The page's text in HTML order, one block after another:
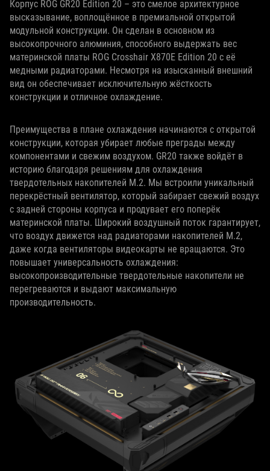
Корпус ROG GR20 Edition 20 – это смелое архитектурное
высказывание, воплощённое в премиальной открытой
модульной конструкции. Он сделан в основном из
высокопрочного алюминия, способного выдержать вес
материнской платы ROG Crosshair X870E Edition 20 с её
медными радиаторами. Несмотря на изысканный внешний
вид он обеспечивает исключительную жёсткость
конструкции и отличное охлаждение.
Преимущества в плане охлаждения начинаются с открытой
конструкции, которая убирает любые преграды между
компонентами и свежим воздухом. GR20 также войдёт в
историю благодаря решениям для охлаждения
твердотельных накопителей M.2. Мы встроили уникальный
перекрёстный вентилятор, который забирает свежий воздух
с задней стороны корпуса и продувает его поперёк
материнской платы. Широкий воздушный поток гарантирует,
что воздух движется над радиаторами накопителей M.2,
даже когда вентиляторы видеокарты не вращаются. Это
повышает универсальность охлаждения:
высокопроизводительные твердотельные накопители не
перегреваются и выдают максимальную
производительность.